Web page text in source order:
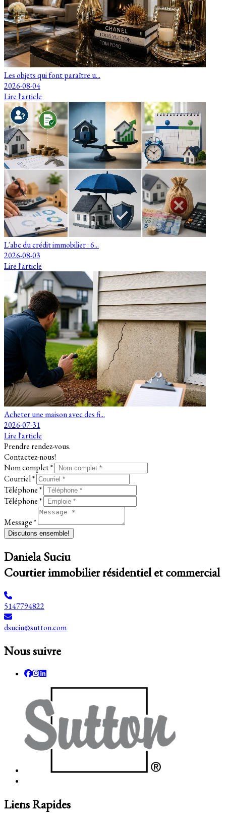
Les objets qui font paraître u...
2026-08-04
Lire l'article
L'abc du crédit immobilier : 6...
2026-08-03
Lire l'article
Acheter une maison avec des fi...
2026-07-31
Lire l'article
Prendre rendez-vous.
Contactez-nous!
Nom complet *
Courriel *
Téléphone *
Téléphone *
Message *
Discutons ensemble!
Daniela Suciu
Courtier immobilier résidentiel et commercial
5147794822
dsuciu@sutton.com
Nous suivre
Liens Rapides